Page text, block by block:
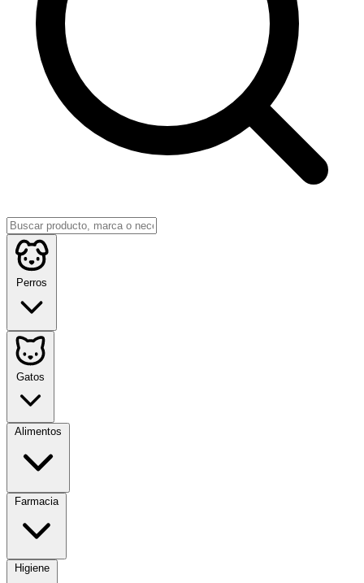
Perros
Gatos
Alimentos
Farmacia
Higiene